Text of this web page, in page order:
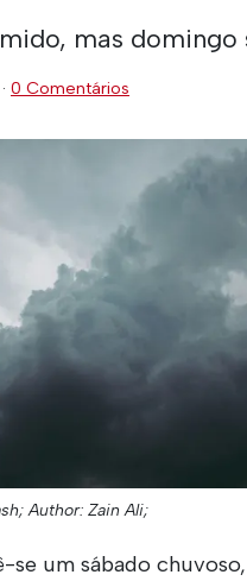
mas domingo
· 0 Comentários
Author: Zain Ali;
se um sábado